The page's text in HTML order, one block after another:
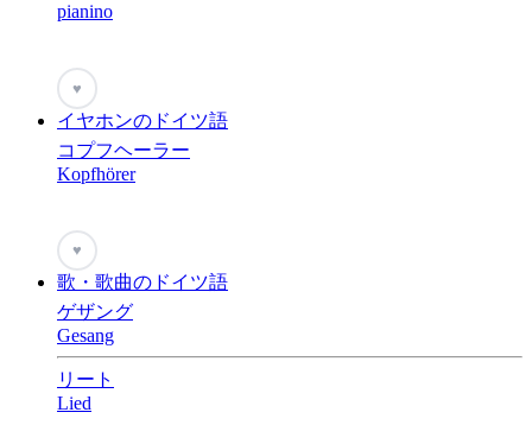
pianino
♥
イヤホンのドイツ語
コプフヘーラー
Kopfhörer
♥
歌・歌曲のドイツ語
ゲザング
Gesang
リート
Lied